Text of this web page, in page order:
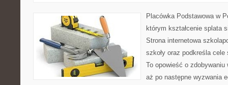
Placówka Podstawowa w
którym kształcenie splata
Strona internetowa
szkoły oraz podkreśla
To opowieść o
aż po następne wyzwania